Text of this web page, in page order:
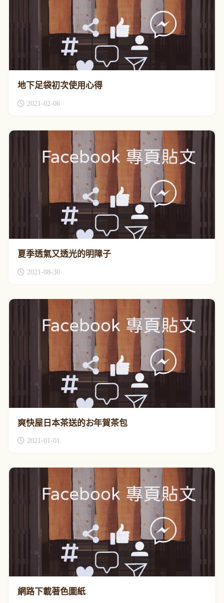
地下足袋初次使用心得
2021-02-06
夏季透氣又透光的明障子
2021-08-30
爽快屋日本茶送的お年賀茶包
2021-01-01
網路下載著色圖紙